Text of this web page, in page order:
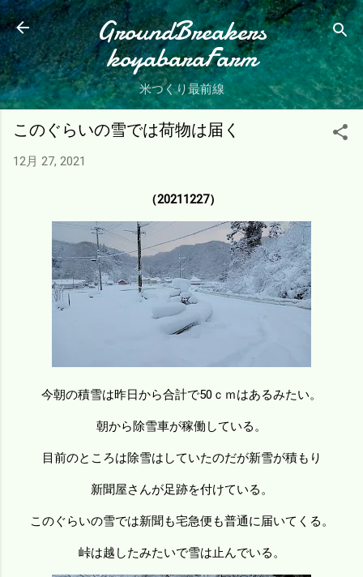
スキップしてメイン コンテンツに移動
GroundBreakers
koyabaraFarm
米つくり最前線
このぐらいの雪では荷物は届く
12月 27, 2021
（20211227）
今朝の積雪は昨日から合計で50ｃｍはあるみたい。
朝から除雪車が稼働している。
目前のところは除雪はしていたのだが新雪が積もり
新聞屋さんが足跡を付けている。
このぐらいの雪では新聞も宅急便も普通に届いてくる。
峠は越したみたいで雪は止んでいる。